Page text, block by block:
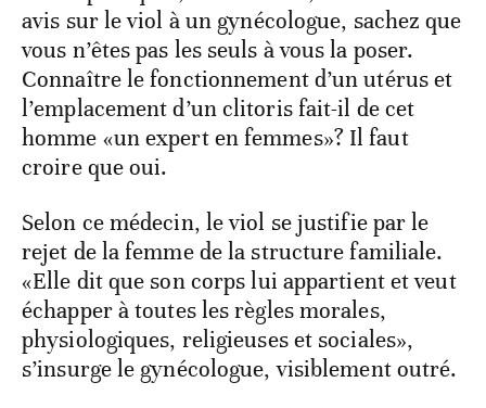
avis sur le viol à un gynécologue, sachez que
vous n’êtes pas les seuls à vous la poser.
Connaître le fonctionnement d’un utérus et
l’emplacement d’un clitoris fait-il de cet
homme «un expert en femmes»? Il faut
croire que oui.
Selon ce médecin, le viol se justifie par le
rejet de la femme de la structure familiale.
«Elle dit que son corps lui appartient et veut
échapper à toutes les règles morales,
physiologiques, religieuses et sociales»,
s’insurge le gynécologue, visiblement outré.